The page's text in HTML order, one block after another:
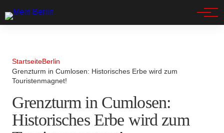
StartseiteBerlin
Grenzturm in Cumlosen: Historisches Erbe wird zum
Touristenmagnet!
Grenzturm in Cumlosen:
Historisches Erbe wird zum